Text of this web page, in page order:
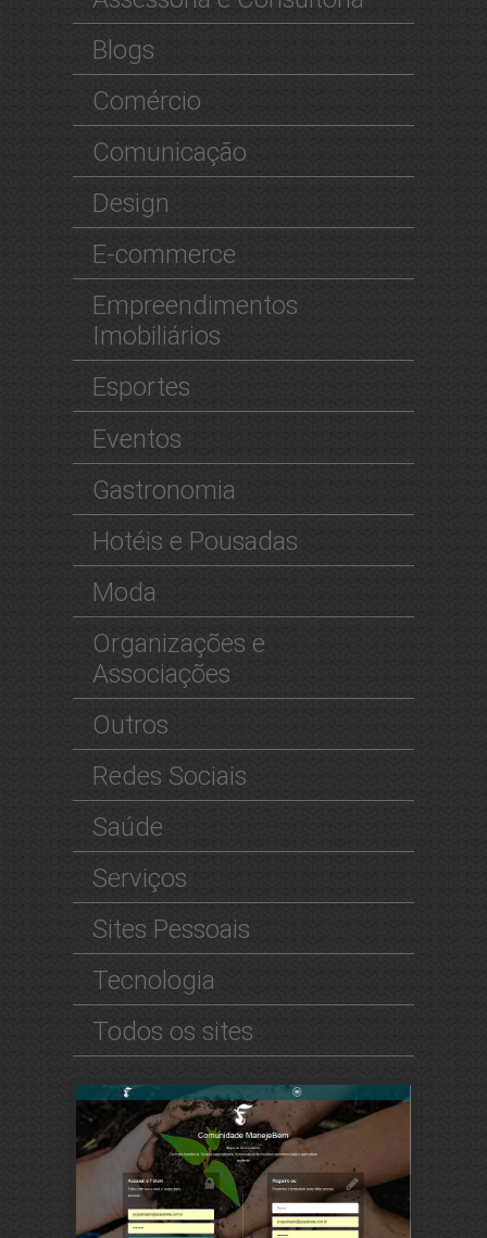
Blogs
Comércio
Comunicação
Design
E-commerce
Empreendimentos
Imobiliários
Esportes
Eventos
Gastronomia
Hotéis e Pousadas
Moda
Organizações e
Associações
Outros
Redes Sociais
Saúde
Serviços
Sites Pessoais
Tecnologia
Todos os sites